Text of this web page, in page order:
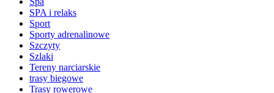
SPA i relaks
Sport
Sporty adrenalinowe
Szczyty
Szlaki
Tereny narciarskie
trasy biegowe
Trasy rowerowe